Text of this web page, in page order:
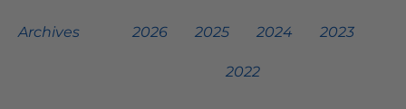
Archives 2026 2025 2024 2023
2022